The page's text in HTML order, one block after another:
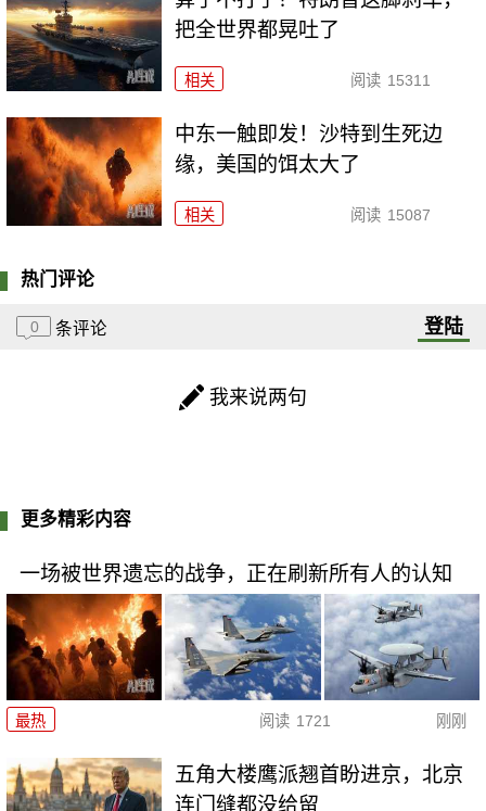
把全世界都晃吐了
相关 阅读 15311
中东一触即发！沙特到生死边
缘，美国的饵太大了
相关 阅读 15087
热门评论
0 条评论 登陆
我来说两句
更多精彩内容
一场被世界遗忘的战争，正在刷新所有人的认知
最热 阅读 1721 刚刚
五角大楼鹰派翘首盼进京，北京
连门缝都没给留